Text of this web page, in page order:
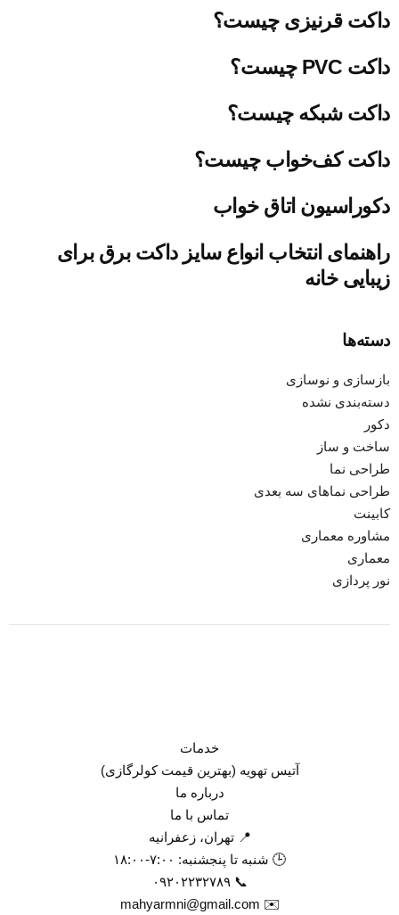
داکت قرنیزی چیست؟
داکت PVC چیست؟
داکت شبکه چیست؟
داکت کف‌خواب چیست؟
دکوراسیون اتاق خواب
راهنمای انتخاب انواع سایز داکت برق برای
زیبایی خانه
دسته‌ها
بازسازی و نوسازی
دسته‌بندی نشده
دکور
ساخت و ساز
طراحی نما
طراحی نماهای سه بعدی
کابینت
مشاوره معماری
معماری
نور پردازی
خدمات
آتیس تهویه (بهترین قیمت کولرگازی)
درباره ما
تماس با ما
📍 تهران، زعفرانیه
🕒 شنبه تا پنجشنبه: ۷:۰۰-۱۸:۰۰
📞 ۰۹۲۰۲۲۳۲۷۸۹
✉️ mahyarmni@gmail.com